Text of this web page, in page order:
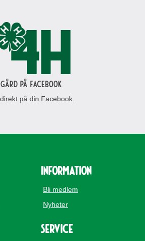
på Facebook
på din Facebook.
Information
Bli medlem
Nyheter
Service